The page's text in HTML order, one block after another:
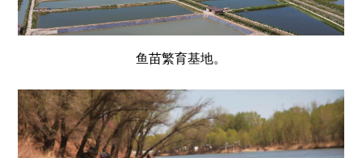
鱼苗繁育基地。